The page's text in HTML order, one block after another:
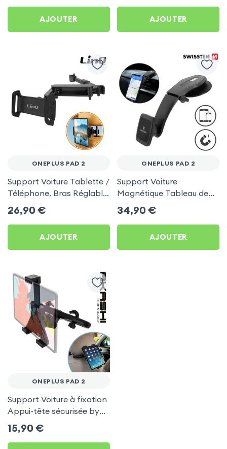
AJOUTER AJOUTER
ONEPLUS PAD 2
Support Voiture Tablette /
Téléphone, Bras Réglable,
Fixation Appui-tête, Linq -
Noir pour OnePlus Pad 2
26,90 €
AJOUTER
ONEPLUS PAD 2
Support Voiture
Magnétique Tableau de
Bord Swissten - Noir pour
OnePlus Pad 2
34,90 €
AJOUTER
ONEPLUS PAD 2
Support Voiture à fixation
Appui-tête sécurisée by
Akashi - Noir pour
OnePlus Pad 2
15,90 €